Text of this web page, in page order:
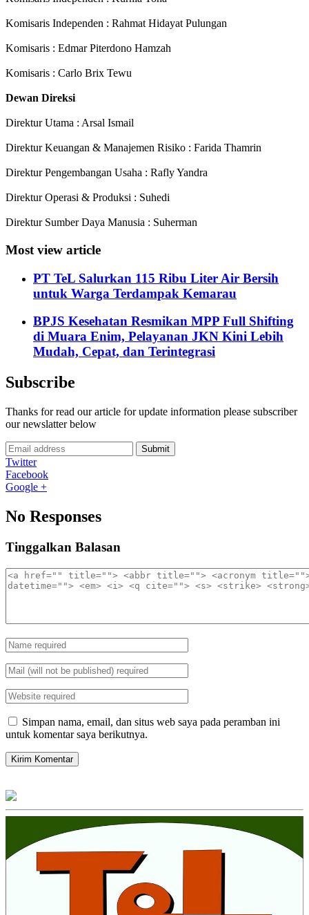
Komisaris Independen : Rahmat Hidayat Pulungan
Komisaris : Edmar Piterdono Hamzah
Komisaris : Carlo Brix Tewu
Dewan Direksi
Direktur Utama : Arsal Ismail
Direktur Keuangan & Manajemen Risiko : Farida Thamrin
Direktur Pengembangan Usaha : Rafly Yandra
Direktur Operasi & Produksi : Suhedi
Direktur Sumber Daya Manusia : Suherman
Most view article
PT TeL Salurkan 115 Ribu Liter Air Bersih
untuk Warga Terdampak Kemarau
BPJS Kesehatan Resmikan MPP Full Shifting
di Muara Enim, Pelayanan JKN Kini Lebih
Mudah, Cepat, dan Terintegrasi
Subscribe
Thanks for read our article for update information please subscriber
our newslatter below
Submit
Twitter
Facebook
Google +
No Responses
Tinggalkan Balasan
Simpan nama, email, dan situs web saya pada peramban ini
untuk komentar saya berikutnya.